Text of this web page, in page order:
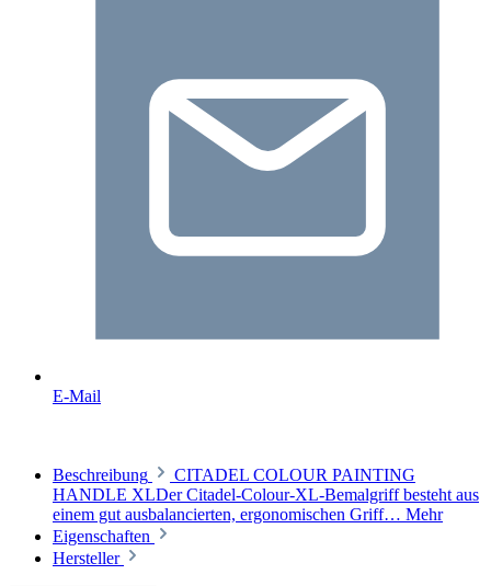
E-Mail
Beschreibung
CITADEL COLOUR PAINTING
HANDLE XLDer Citadel-Colour-XL-Bemalgriff besteht aus
einem gut ausbalancierten, ergonomischen Griff… Mehr
Eigenschaften
Hersteller